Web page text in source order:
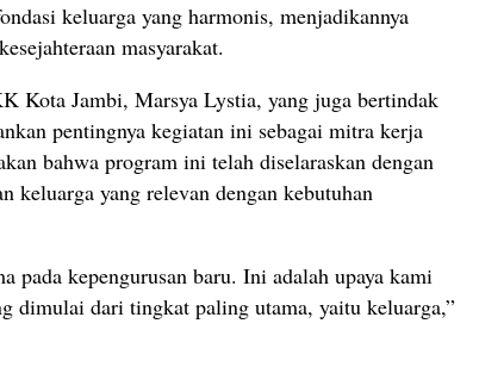
keluarga yang harmonis, menjadikannya
masyarakat.
Kota Jambi, Marsya Lystia, yang juga bertindak
pentingnya kegiatan ini sebagai mitra kerja
bahwa program ini telah diselaraskan dengan
keluarga yang relevan dengan kebutuhan
pada kepengurusan baru. Ini adalah upaya kami
dimulai dari tingkat paling utama, yaitu keluarga,”